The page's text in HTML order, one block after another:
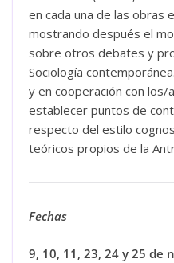
en cada una de las obras
mostrando después el
sobre otros debates y
Sociología
y en cooperación con
establecer puntos de
respecto del estilo
teóricos propios de la
Fechas
9, 10, 11, 23, 24 y 25 de